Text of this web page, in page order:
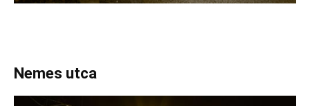
Nemes utca